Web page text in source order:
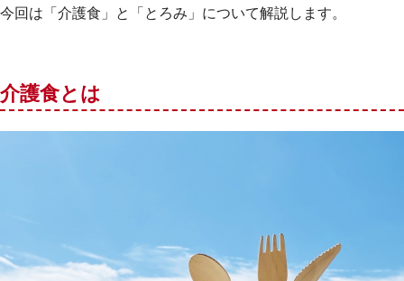
今回は「介護食」と「とろみ」について解説します。
介護食とは